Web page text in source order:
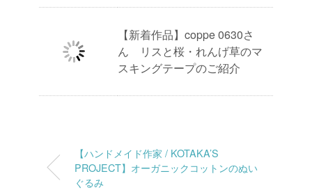
【新着作品】coppe 0630さ
ん リスと桜・れんげ草のマ
スキングテープのご紹介
【ハンドメイド作家 / KOTAKA’S
PROJECT】オーガニックコットンのぬい
ぐるみ